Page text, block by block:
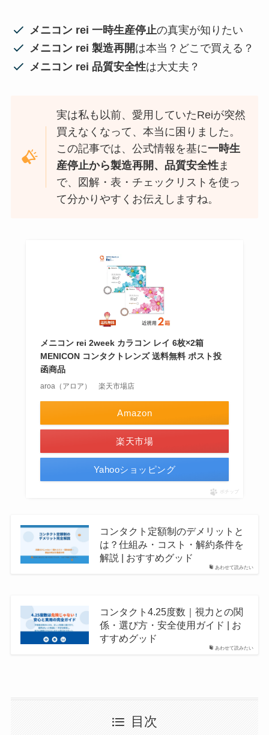
メニコン rei 一時生産停止の真実が知りたい
メニコン rei 製造再開は本当？どこで買える？
メニコン rei 品質安全性は大丈夫？
実は私も以前、愛用していたReiが突然
買えなくなって、本当に困りました。
この記事では、公式情報を基に一時生
産停止から製造再開、品質安全性ま
で、図解・表・チェックリストを使っ
て分かりやすくお伝えしますね。
メニコン rei 2week カラコン レイ 6枚×2箱
MENICON コンタクトレンズ 送料無料 ポスト投
函商品
aroa（アロア） 楽天市場店
Amazon
楽天市場
Yahooショッピング
ポチップ
あわせて読みたい
コンタクト定額制のデメリットと
は？仕組み・コスト・解約条件を
解説 | おすすめグッド
あわせて読みたい
コンタクト4.25度数｜視力との関
係・選び方・安全使用ガイド | お
すすめグッド
目次